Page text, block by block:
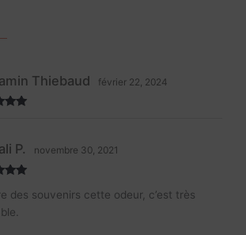
Thiebaud février 22, 2024
P. novembre 30, 2021
des souvenirs cette odeur, c’est très